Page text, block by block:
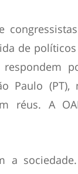
de
Paulo
réus. A
a